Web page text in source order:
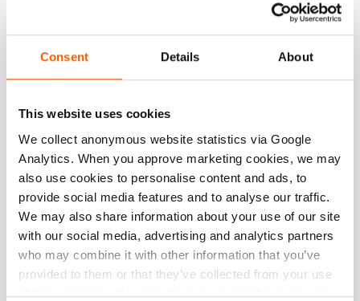
Consent Details About
This website uses cookies
We collect anonymous website statistics via Google
Analytics. When you approve marketing cookies, we may
also use cookies to personalise content and ads, to
provide social media features and to analyse our traffic.
We may also share information about your use of our site
with our social media, advertising and analytics partners
who may combine it with other information that you’ve
provided to them or that they’ve collected from your use
of their services. You can change your preferences via
Especificaciones básicas
modelo HPL140
Dimensiones, peso y temperatura
Características
Equipo multifunción
Use el cabezal multiusos como adaptador de cabezal
cilindro de rescate